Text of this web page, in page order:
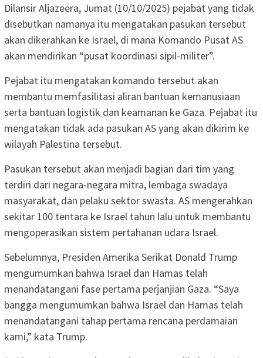
Dilansir Aljazeera, Jumat (10/10/2025) pejabat yang tidak
disebutkan namanya itu mengatakan pasukan tersebut
akan dikerahkan ke Israel, di mana Komando Pusat AS
akan mendirikan “pusat koordinasi sipil-militer”.
Pejabat itu mengatakan komando tersebut akan
membantu memfasilitasi aliran bantuan kemanusiaan
serta bantuan logistik dan keamanan ke Gaza. Pejabat itu
mengatakan tidak ada pasukan AS yang akan dikirim ke
wilayah Palestina tersebut.
Pasukan tersebut akan menjadi bagian dari tim yang
terdiri dari negara-negara mitra, lembaga swadaya
masyarakat, dan pelaku sektor swasta. AS mengerahkan
sekitar 100 tentara ke Israel tahun lalu untuk membantu
mengoperasikan sistem pertahanan udara Israel.
Sebelumnya, Presiden Amerika Serikat Donald Trump
mengumumkan bahwa Israel dan Hamas telah
menandatangani fase pertama perjanjian Gaza. “Saya
bangga mengumumkan bahwa Israel dan Hamas telah
menandatangani tahap pertama rencana perdamaian
kami,” kata Trump.